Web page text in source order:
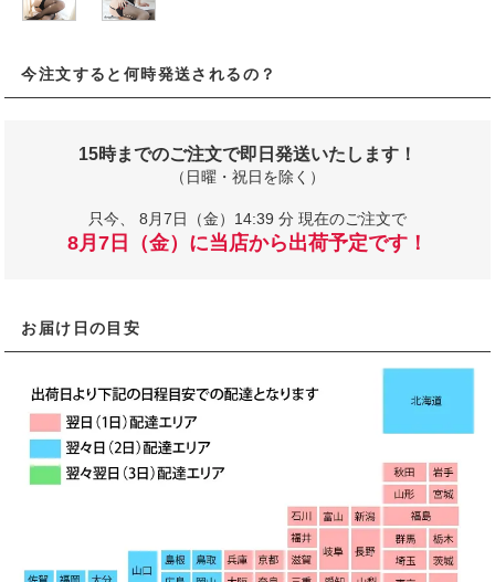
今注文すると何時発送されるの？
15時までのご注文で即日発送いたします！
（日曜・祝日を除く）
只今、 8月7日（金）14:39 分 現在のご注文で
8月7日（金）に当店から出荷予定です！
お届け日の目安